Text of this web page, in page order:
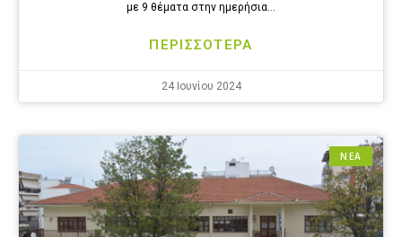
με 9 θέματα στην ημερήσια…
ΠΕΡΙΣΣΟΤΕΡΑ
24 Ιουνίου 2024
ΝΕΑ